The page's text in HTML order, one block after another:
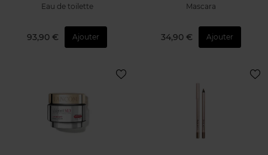
Eau de toilette
93,90 € Ajouter
Mascara
34,90 € Ajouter